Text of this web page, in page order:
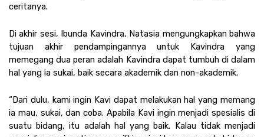
ceritanya.
Di akhir sesi, Ibunda Kavindra, Natasia mengungkapkan bahwa
tujuan akhir pendampingannya untuk Kavindra yang
memegang dua peran adalah Kavindra dapat tumbuh di dalam
hal yang ia sukai, baik secara akademik dan non-akademik.
“Dari dulu, kami ingin Kavi dapat melakukan hal yang memang
ia mau, sukai, dan coba. Apabila Kavi ingin menjadi spesialis di
suatu bidang, itu adalah hal yang baik. Kalau tidak menjadi